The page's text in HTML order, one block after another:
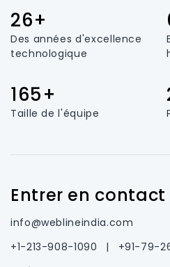
26+
Des années d'excellence
technologique
165+
Taille de l'équipe
Entrer en contact
info@weblineindia.com
+1-213-908-1090
|
+91-79-